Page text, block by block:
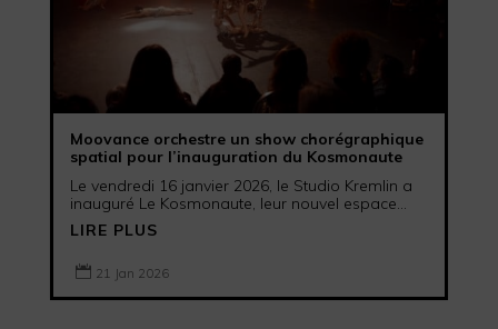
Moovance orchestre un show chorégraphique
spatial pour l’inauguration du Kosmonaute
Le vendredi 16 janvier 2026, le Studio Kremlin a
inauguré Le Kosmonaute, leur nouvel espace...
LIRE PLUS
 21 Jan 2026